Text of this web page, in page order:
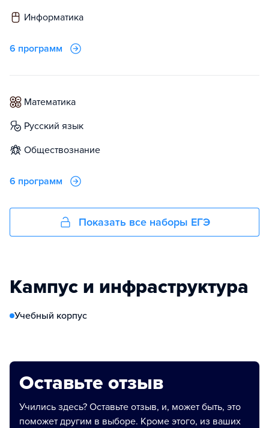
информатика
6 программ
математика
русский язык
обществознание
6 программ
Показать все наборы ЕГЭ
Кампус и инфраструктура
Учебный корпус
Оставьте отзыв
Учились здесь? Оставьте отзыв, и, может быть, это
поможет другим в выборе. Кроме этого, из ваших